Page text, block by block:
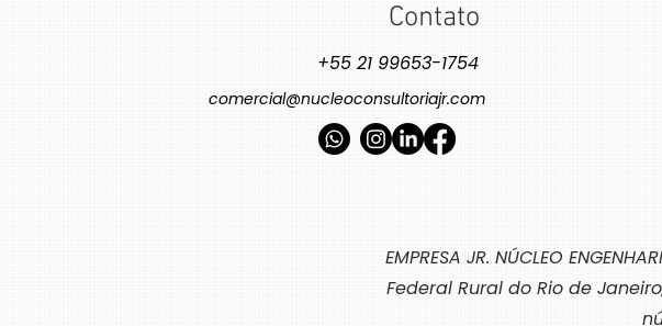
Contato
+55 21 99653-1754
comercial@nucleoconsultoriajr.com
EMPRESA JR. NÚCLEO
Federal Rural do Rio de